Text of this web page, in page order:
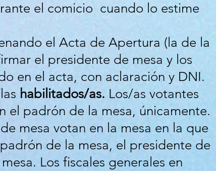
el comicio cuando lo estime
el Acta de Apertura (la de la
el presidente de mesa y los
en el acta, con aclaración y DNI.
habilitados/as. Los/as votantes
el padrón de la mesa, únicamente.
mesa votan en la mesa en la que
de la mesa, el presidente de
Los fiscales generales en